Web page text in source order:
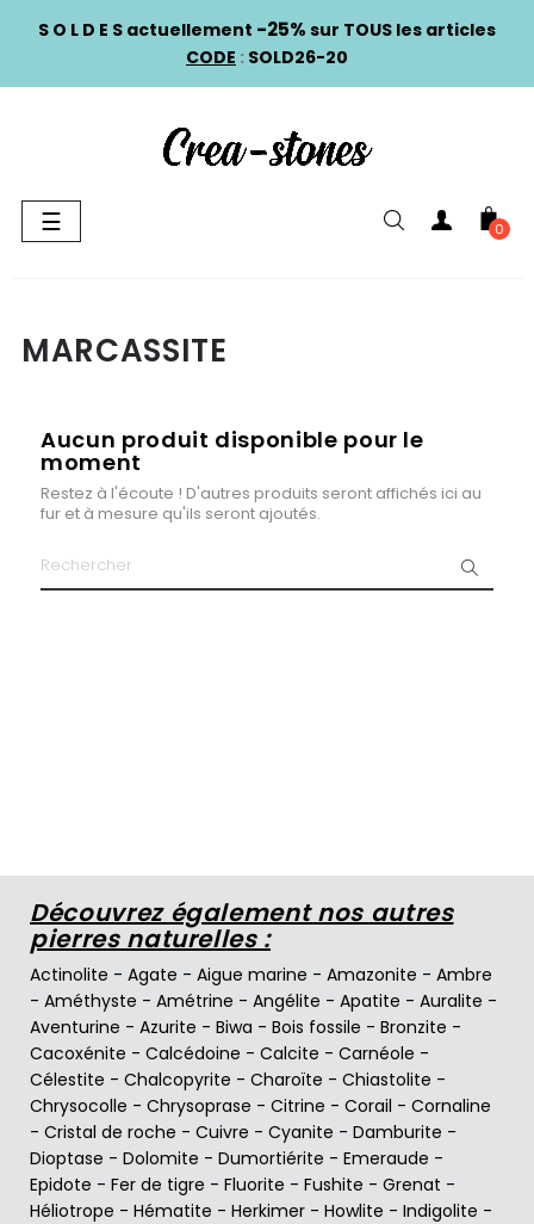
S O L D E S actuellement -25% sur TOUS les articles
CODE : SOLD26-20
Basculer
la
☰ 0
MARCASSITE
Aucun produit disponible pour le
moment
Restez à l'écoute ! D'autres produits seront affichés ici au
fur et à mesure qu'ils seront ajoutés.
Découvrez également nos autres
pierres naturelles :
Actinolite - Agate - Aigue marine - Amazonite - Ambre
- Améthyste - Amétrine - Angélite - Apatite - Auralite -
Aventurine - Azurite - Biwa - Bois fossile - Bronzite -
Cacoxénite - Calcédoine - Calcite - Carnéole -
Célestite - Chalcopyrite - Charoïte - Chiastolite -
Chrysocolle - Chrysoprase - Citrine - Corail - Cornaline
- Cristal de roche - Cuivre - Cyanite - Damburite -
Dioptase - Dolomite - Dumortiérite - Emeraude -
Epidote - Fer de tigre - Fluorite - Fushite - Grenat -
Héliotrope - Hématite - Herkimer - Howlite - Indigolite -